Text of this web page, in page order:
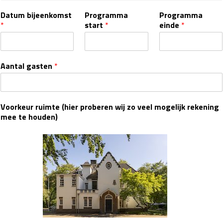
Datum bijeenkomst
*
Programma
start *
Programma
einde *
Aantal gasten *
Voorkeur ruimte (hier proberen wij zo veel mogelijk rekening
mee te houden)